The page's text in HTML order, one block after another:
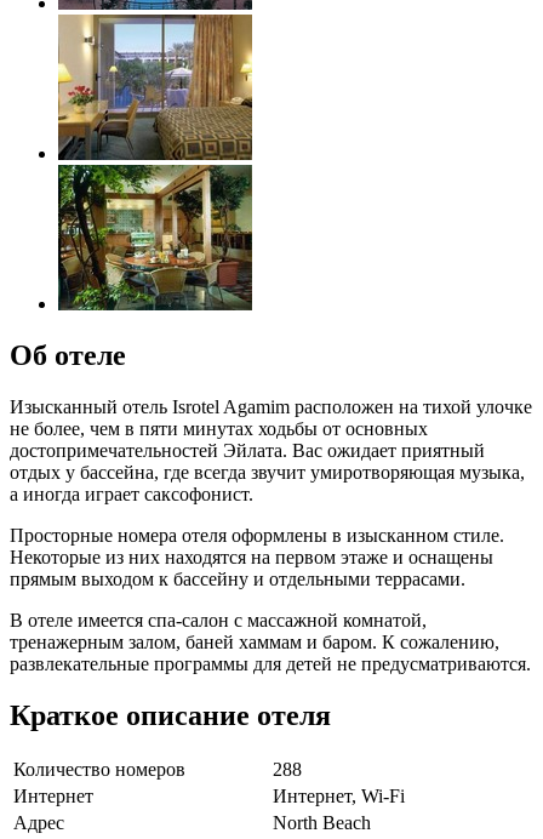
Об отеле
Изысканный отель Isrotel Agamim расположен на тихой улочке
не более, чем в пяти минутах ходьбы от основных
достопримечательностей Эйлата. Вас ожидает приятный
отдых у бассейна, где всегда звучит умиротворяющая музыка,
а иногда играет саксофонист.
Просторные номера отеля оформлены в изысканном стиле.
Некоторые из них находятся на первом этаже и оснащены
прямым выходом к бассейну и отдельными террасами.
В отеле имеется спа-салон с массажной комнатой,
тренажерным залом, баней хаммам и баром. К сожалению,
развлекательные программы для детей не предусматриваются.
Краткое описание отеля
Количество номеров
288
Интернет
Интернет, Wi-Fi
Адрес
North Beach